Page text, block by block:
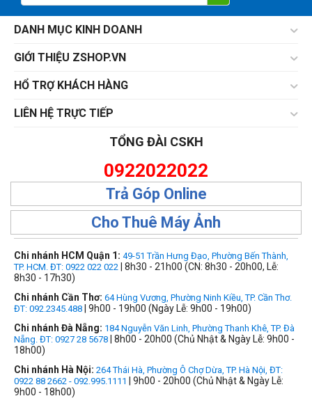
DANH MỤC KINH DOANH
GIỚI THIỆU ZSHOP.VN
HỔ TRỢ KHÁCH HÀNG
LIÊN HỆ TRỰC TIẾP
TỔNG ĐÀI CSKH
0922022022
Trả Góp Online
Cho Thuê Máy Ảnh
Chi nhánh HCM Quận 1: 49-51 Trần Hưng Đạo, Phường Bến Thành,
TP. HCM. ĐT: 0922 022 022 | 8h30 - 21h00 (CN: 8h30 - 20h00, Lễ:
8h30 - 17h30)
Chi nhánh Cần Thơ: 64 Hùng Vương, Phường Ninh Kiều, TP. Cần Thơ.
ĐT: 092.2345.488 | 9h00 - 19h00 (Ngày Lễ: 9h00 - 19h00)
Chi nhánh Đà Nẵng: 184 Nguyễn Văn Linh, Phường Thanh Khê, TP. Đà
Nẵng. ĐT: 0927 28 5678 | 8h00 - 20h00 (Chủ Nhật & Ngày Lễ: 9h00 -
18h00)
Chi nhánh Hà Nội: 264 Thái Hà, Phường Ô Chợ Dừa, TP. Hà Nội, ĐT:
0922 88 2662 - 092.995.1111
| 9h00 - 20h00 (Chủ Nhật & Ngày Lễ:
9h00 - 18h00)